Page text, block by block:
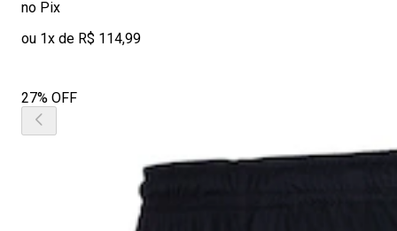
no Pix
ou 1x de R$ 114,99
27% OFF